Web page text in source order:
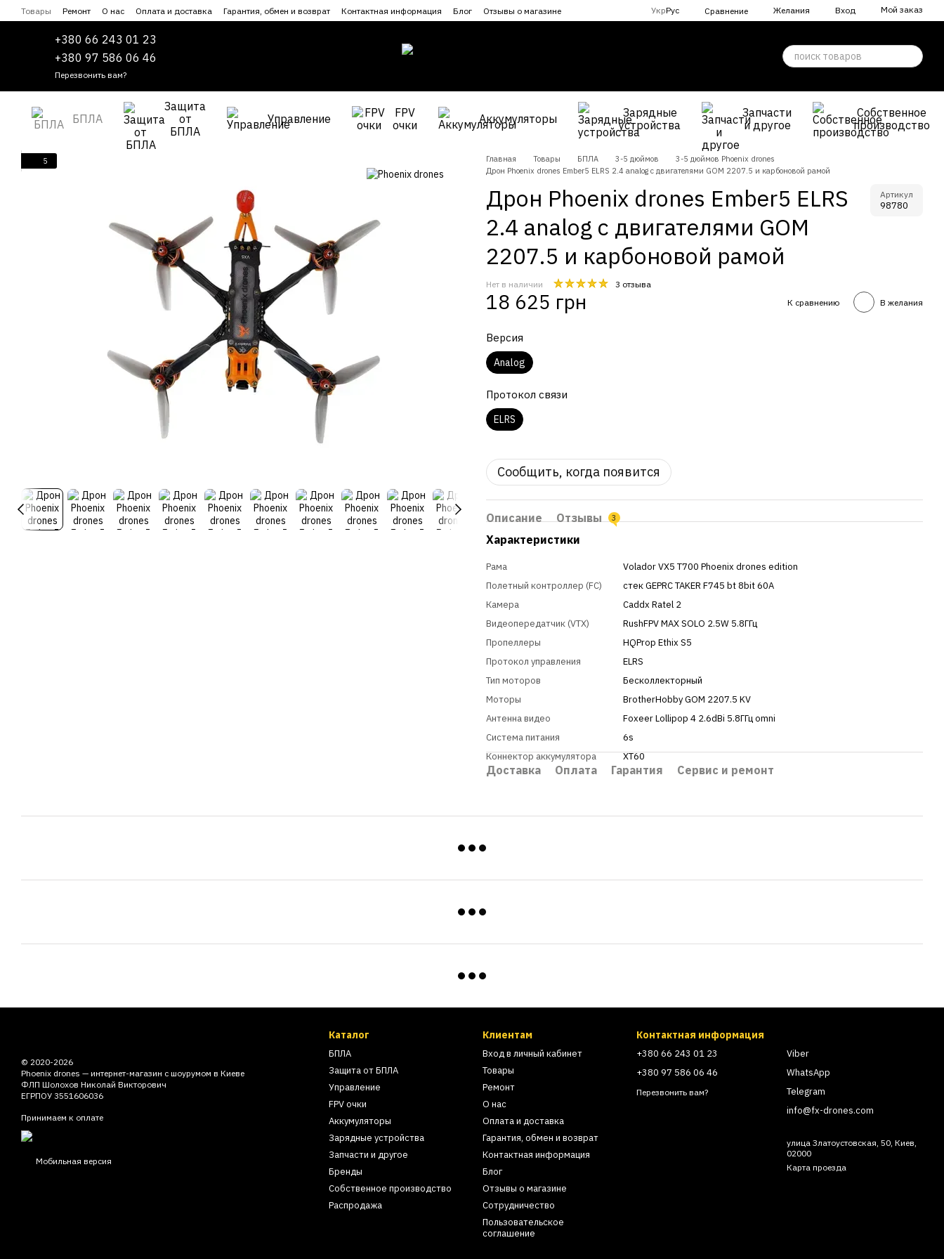
Перейти к основному контенту
Товары Ремонт О нас Оплата и доставка Гарантия, обмен и возврат Контактная информация Блог
Отзывы о магазине
Сотрудничество
Пользовательское соглашение
УкрРус Сравнение Желания Вход Мой заказ
+380 66 243 01 23
+380 97 586 06 46
Перезвонить вам?
БПЛА
Защита
от
БПЛА
Управление
FPV
очки
Аккумуляторы
Зарядные
устройства
Запчасти
и другое
Собственное
производство
5 Главная Товары БПЛА 3-5 дюймов
3-5 дюймов Phoenix drones
Дрон Phoenix drones Ember5 ELRS 2.4 analog с двигателями GOM 2207.5 и карбоновой рамой
Дрон Phoenix drones Ember5 ELRS
2.4 analog с двигателями GOM
2207.5 и карбоновой рамой
Артикул
98780
Нет в наличии 3 отзыва
18 625 грн К сравнению В желания
Версия
Analog
Протокол связи
ELRS
Сообщить, когда появится
Описание Отзывы 3
Характеристики
Рама
Volador VX5 T700 Phoenix drones edition
Полетный контроллер (FC)
стек GEPRC TAKER F745 bt 8bit 60A
Камера
Caddx Ratel 2
Видеопередатчик (VTX)
RushFPV MAX SOLO 2.5W 5.8ГГц
Пропеллеры
HQProp Ethix S5
Протокол управления
ELRS
Тип моторов
Бесколлекторный
Моторы
BrotherHobby GOM 2207.5 KV
Антенна видео
Foxeer Lollipop 4 2.6dBi 5.8ГГц omni
Система питания
6s
Коннектор аккумулятора
XT60
Доставка Оплата Гарантия Сервис и ремонт
© 2020-2026
Phoenix drones — интернет-магазин с шоурумом в Киеве
ФЛП Шолохов Николай Викторович
ЕГРПОУ 3551606036
Принимаем к оплате
Мобильная версия
Каталог
БПЛА
Защита от БПЛА
Управление
FPV очки
Аккумуляторы
Зарядные устройства
Запчасти и другое
Бренды
Собственное производство
Распродажа
Клиентам
Вход в личный кабинет
Товары
Ремонт
О нас
Оплата и доставка
Гарантия, обмен и возврат
Контактная информация
Блог
Отзывы о магазине
Сотрудничество
Пользовательское
соглашение
Контактная информация
+380 66 243 01 23
+380 97 586 06 46
Перезвонить вам?
Viber
WhatsApp
Telegram
info@fx-drones.com
улица Златоустовская, 50, Киев,
02000
Карта проезда